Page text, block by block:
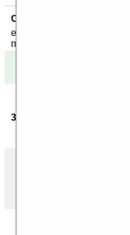
Скоро
ежедневный или
почтовый ящик.
30.01.2007